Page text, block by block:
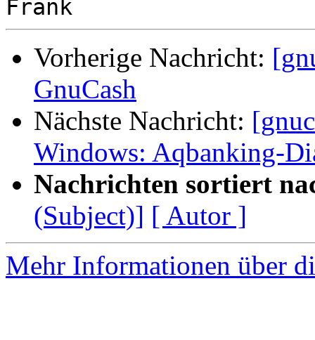
Vorherige Nachricht:
GnuCash
Nächste Nachricht:
Windows: Aqbanking-
Nachrichten sortiert
(Subject)] [ Autor ]
Mehr Informationen über